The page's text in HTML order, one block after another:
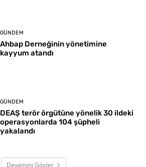
GÜNDEM
Ahbap Derneğinin yönetimine
kayyum atandı
GÜNDEM
DEAŞ terör örgütüne yönelik 30 ildeki
operasyonlarda 104 şüpheli
yakalandı
Devamını Göster